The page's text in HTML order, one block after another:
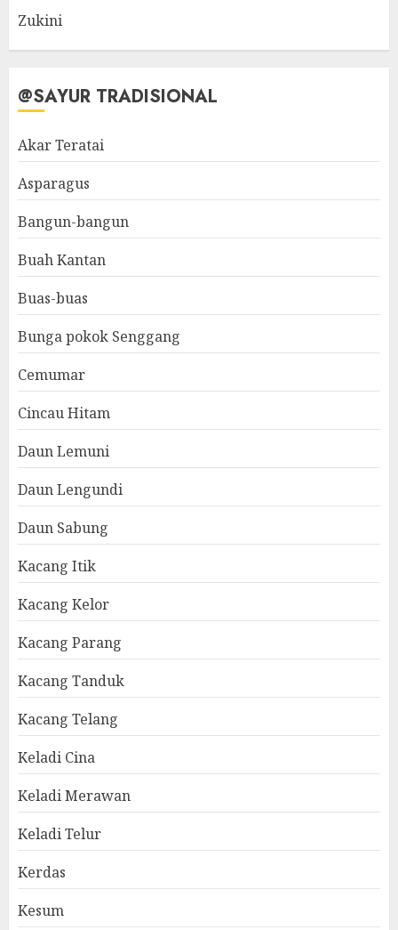
Zukini
@SAYUR TRADISIONAL
Akar Teratai
Asparagus
Bangun-bangun
Buah Kantan
Buas-buas
Bunga pokok Senggang
Cemumar
Cincau Hitam
Daun Lemuni
Daun Lengundi
Daun Sabung
Kacang Itik
Kacang Kelor
Kacang Parang
Kacang Tanduk
Kacang Telang
Keladi Cina
Keladi Merawan
Keladi Telur
Kerdas
Kesum